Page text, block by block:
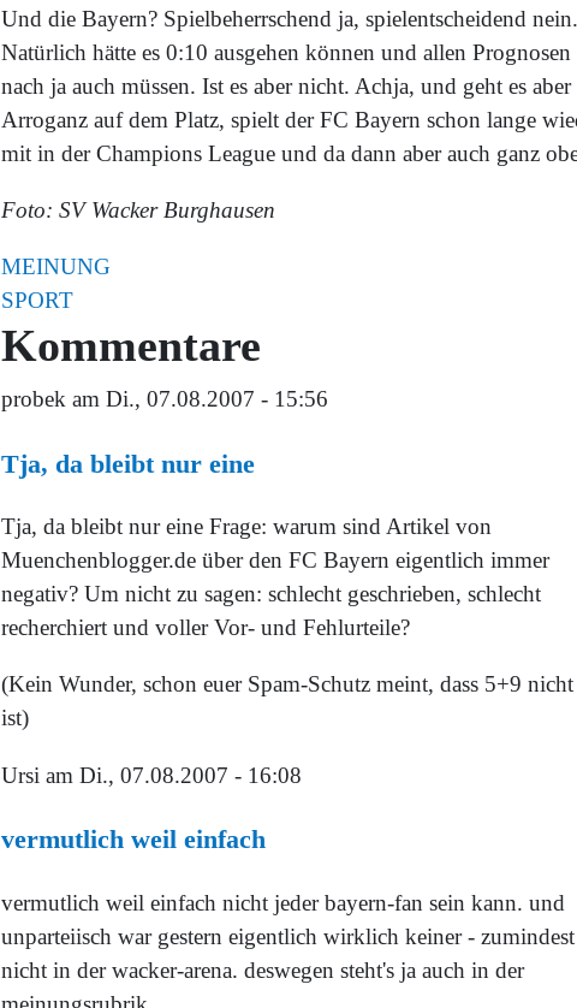
Und die Bayern? Spielbeherrschend ja, spielentscheidend nein.
Natürlich hätte es 0:10 ausgehen können und allen Prognosen
nach ja auch müssen. Ist es aber nicht. Achja, und geht es
Arroganz auf dem Platz, spielt der FC Bayern schon lange
mit in der Champions League und da dann aber auch ganz
Foto: SV Wacker Burghausen
MEINUNG
SPORT
Kommentare
probek am Di., 07.08.2007 - 15:56
Tja, da bleibt nur eine
Tja, da bleibt nur eine Frage: warum sind Artikel von
Muenchenblogger.de über den FC Bayern eigentlich immer
negativ? Um nicht zu sagen: schlecht geschrieben, schlecht
recherchiert und voller Vor- und Fehlurteile?
(Kein Wunder, schon euer Spam-Schutz meint, dass 5+9
ist)
Ursi am Di., 07.08.2007 - 16:08
vermutlich weil einfach
vermutlich weil einfach nicht jeder bayern-fan sein kann. und
unparteiisch war gestern eigentlich wirklich keiner - zumindest
nicht in der wacker-arena. deswegen steht's ja auch in der